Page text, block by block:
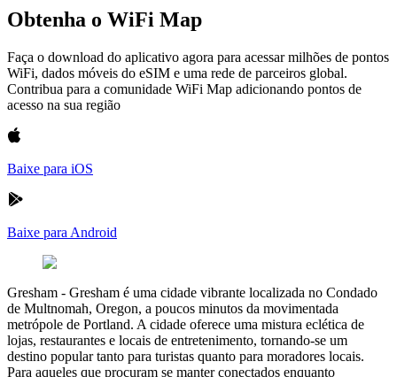
Obtenha o WiFi Map
Faça o download do aplicativo agora para acessar milhões de pontos
WiFi, dados móveis do eSIM e uma rede de parceiros global.
Contribua para a comunidade WiFi Map adicionando pontos de
acesso na sua região
Baixe para iOS
Baixe para Android
Gresham - Gresham é uma cidade vibrante localizada no Condado
de Multnomah, Oregon, a poucos minutos da movimentada
metrópole de Portland. A cidade oferece uma mistura eclética de
lojas, restaurantes e locais de entretenimento, tornando-se um
destino popular tanto para turistas quanto para moradores locais.
Para aqueles que procuram se manter conectados enquanto